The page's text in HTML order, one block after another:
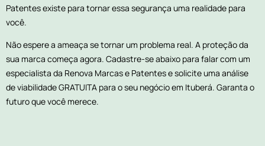
Patentes existe para tornar essa segurança uma realidade para
você.
Não espere a ameaça se tornar um problema real. A proteção da
sua marca começa agora. Cadastre-se abaixo para falar com um
especialista da Renova Marcas e Patentes e solicite uma análise
de viabilidade GRATUITA para o seu negócio em Ituberá. Garanta o
futuro que você merece.